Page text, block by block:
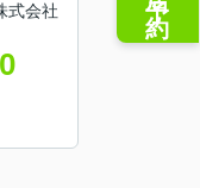
会社